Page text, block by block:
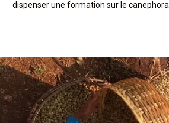
dispenser une formation sur le canephora.